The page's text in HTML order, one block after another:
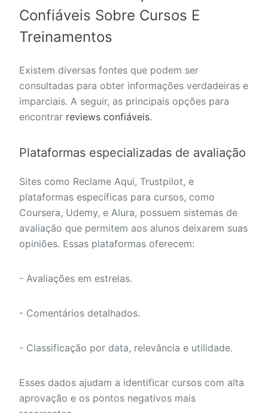
Confiáveis Sobre Cursos E
Treinamentos
Existem diversas fontes que podem ser
consultadas para obter informações verdadeiras e
imparciais. A seguir, as principais opções para
encontrar reviews confiáveis.
Plataformas especializadas de avaliação
Sites como Reclame Aqui, Trustpilot, e
plataformas específicas para cursos, como
Coursera, Udemy, e Alura, possuem sistemas de
avaliação que permitem aos alunos deixarem suas
opiniões. Essas plataformas oferecem:
- Avaliações em estrelas.
- Comentários detalhados.
- Classificação por data, relevância e utilidade.
Esses dados ajudam a identificar cursos com alta
aprovação e os pontos negativos mais